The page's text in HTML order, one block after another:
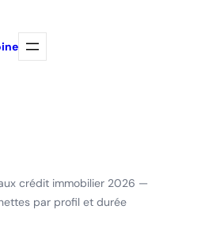
crédit immobilier 2026 —
par profil et durée